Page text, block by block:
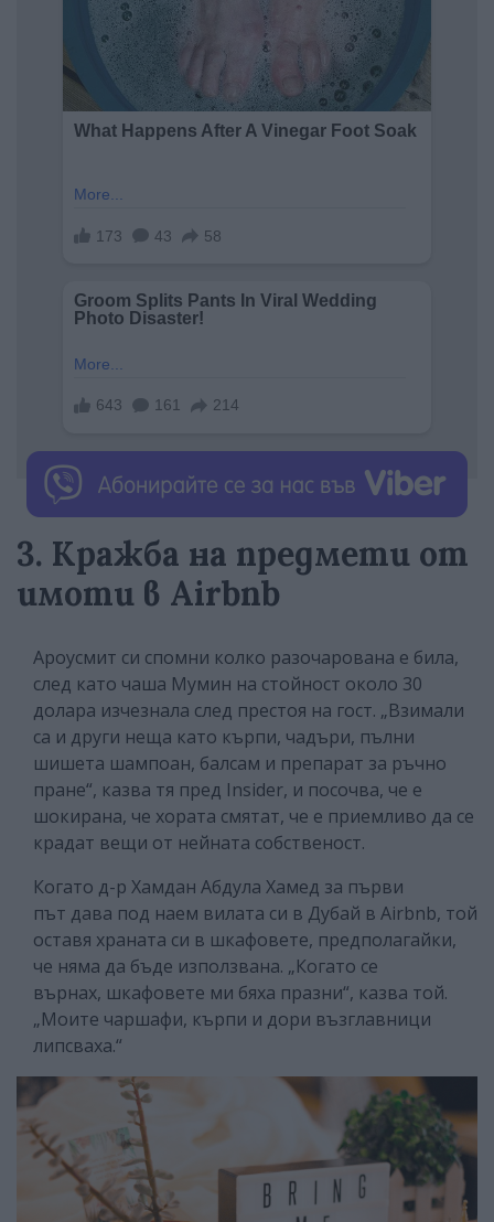
3. Кражба на предмети от
имоти в Airbnb
Ароусмит си спомни колко разочарована е била,
след като чаша Мумин на стойност около 30
долара изчезнала след престоя на гост. „Взимали
са и други неща като кърпи, чадъри, пълни
шишета шампоан, балсам и препарат за ръчно
пране“, казва тя пред Insider, и посочва, че е
шокирана, че хората смятат, че е приемливо да се
крадат вещи от нейната собственост.
Когато д-р Хамдан Абдула Хамед за първи
път дава под наем вилата си в Дубай в Airbnb, той
оставя храната си в шкафовете, предполагайки,
че няма да бъде използвана. „Когато се
върнах, шкафовете ми бяха празни“, казва той.
„Моите чаршафи, кърпи и дори възглавници
липсваха.“